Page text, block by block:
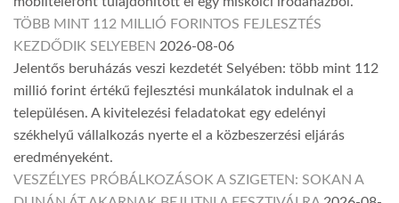
TÖBB MINT 112 MILLIÓ FORINTOS FEJLESZTÉS
KEZDŐDIK SELYEBEN 2026-08-06
Jelentős beruházás veszi kezdetét Selyében: több mint 112
millió forint értékű fejlesztési munkálatok indulnak el a
településen. A kivitelezési feladatokat egy edelényi
székhelyű vállalkozás nyerte el a közbeszerzési eljárás
eredményeként.
VESZÉLYES PRÓBÁLKOZÁSOK A SZIGETEN: SOKAN A